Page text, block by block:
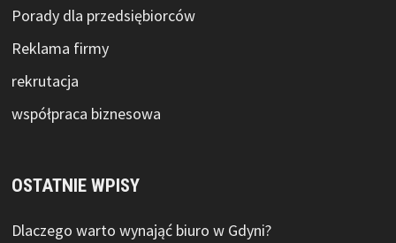
Porady dla przedsiębiorców
Reklama firmy
rekrutacja
współpraca biznesowa
OSTATNIE WPISY
Dlaczego warto wynająć biuro w Gdyni?